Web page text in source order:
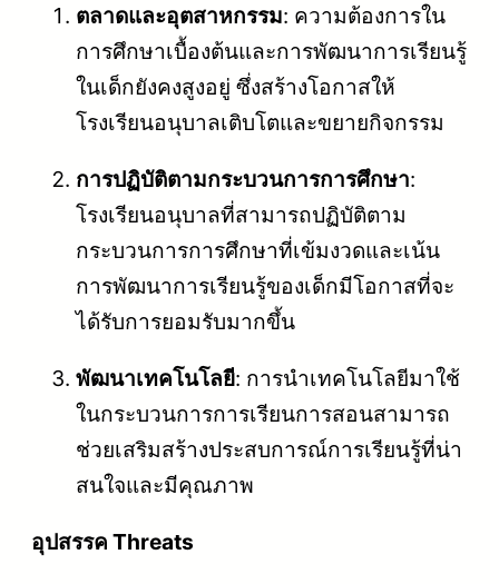
ตลาดและอุตสาหกรรม: ความต้องการใน
การศึกษาเบื้องต้นและการพัฒนาการเรียนรู้
ในเด็กยังคงสูงอยู่ ซึ่งสร้างโอกาสให้
โรงเรียนอนุบาลเติบโตและขยายกิจกรรม
การปฏิบัติตามกระบวนการการศึกษา:
โรงเรียนอนุบาลที่สามารถปฏิบัติตาม
กระบวนการการศึกษาที่เข้มงวดและเน้น
การพัฒนาการเรียนรู้ของเด็กมีโอกาสที่จะ
ได้รับการยอมรับมากขึ้น
พัฒนาเทคโนโลยี: การนำเทคโนโลยีมาใช้
ในกระบวนการการเรียนการสอนสามารถ
ช่วยเสริมสร้างประสบการณ์การเรียนรู้ที่น่า
สนใจและมีคุณภาพ
อุปสรรค Threats